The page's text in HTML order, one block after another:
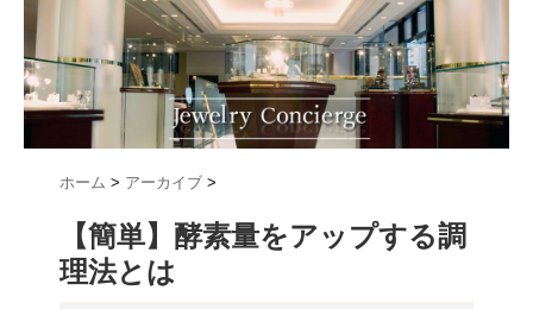
ホーム > アーカイブ >
【簡単】酵素量をアップする調
理法とは